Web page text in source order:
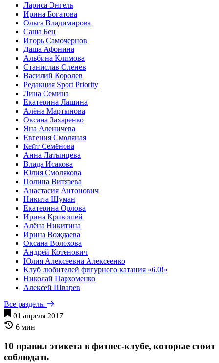
Лариса Энгель
Ирина Богатова
Ольга Владимирова
Саша Бец
Игорь Самочернов
Даша Афонина
Альбина Климова
Станислав Оленев
Василий Королев
Редакция Sport Priority
Лина Семина
Екатерина Лашина
Алёна Мартынова
Оксана Захаренко
Яна Аленичева
Евгения Смоляная
Кейт Семёнова
Анна Латынцева
Влада Исакова
Юлия Смолякова
Полина Витязева
Анастасия Антонович
Никита Шуман
Екатерина Орлова
Ирина Кривошей
Алёна Никитина
Ирина Вождаева
Оксана Волохова
Андрей Котенович
Юлия Алексеевна Алексеенко
Клуб любителей фигурного катания «6.0!»
Николай Пархоменко
Алексей Шварев
Все разделы
01 апреля 2017
6 мин
10 правил этикета в фитнес-клубе, которые стоит
соблюдать